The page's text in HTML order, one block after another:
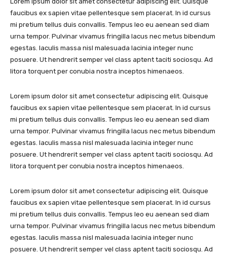
faucibus ex sapien vitae pellentesque sem placerat. In id cursus
mi pretium tellus duis convallis. Tempus leo eu aenean sed diam
urna tempor. Pulvinar vivamus fringilla lacus nec metus bibendum
egestas. Iaculis massa nisl malesuada lacinia integer nunc
posuere. Ut hendrerit semper vel class aptent taciti sociosqu. Ad
litora torquent per conubia nostra inceptos himenaeos.
Lorem ipsum dolor sit amet consectetur adipiscing elit. Quisque
faucibus ex sapien vitae pellentesque sem placerat. In id cursus
mi pretium tellus duis convallis. Tempus leo eu aenean sed diam
urna tempor. Pulvinar vivamus fringilla lacus nec metus bibendum
egestas. Iaculis massa nisl malesuada lacinia integer nunc
posuere. Ut hendrerit semper vel class aptent taciti sociosqu. Ad
litora torquent per conubia nostra inceptos himenaeos.
Lorem ipsum dolor sit amet consectetur adipiscing elit. Quisque
faucibus ex sapien vitae pellentesque sem placerat. In id cursus
mi pretium tellus duis convallis. Tempus leo eu aenean sed diam
urna tempor. Pulvinar vivamus fringilla lacus nec metus bibendum
egestas. Iaculis massa nisl malesuada lacinia integer nunc
posuere. Ut hendrerit semper vel class aptent taciti sociosqu. Ad